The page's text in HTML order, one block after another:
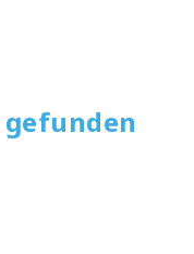
gefunden